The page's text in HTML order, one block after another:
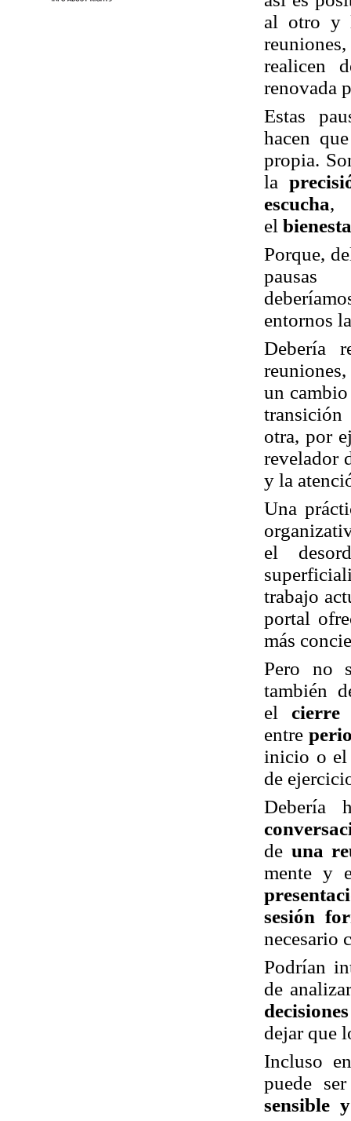
al otro y
realicen
renovada
Estas
hacen
propia.
la
escucha,
el
Porque,
pausas
entornos
Debería
reuniones
un
transición
otra, por
revelador
y la
Una
el
trabajo
portal
más
Pero no
también
el
entre
inicio o el
de
Debería
de una
mente y
sesión
necesario
Podrían
de
dejar que
Incluso
puede
sensible